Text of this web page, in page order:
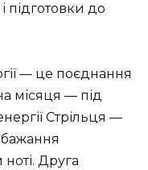
підготовки до
— це поєднання
місяця — під
Стрільця —
Друга